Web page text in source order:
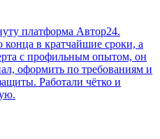
платформа Автор24.
в кратчайшие сроки, а
с профильным опытом, он
оформить по требованиям и
Работали чётко и